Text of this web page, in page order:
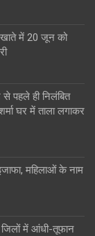
में 20 जून को
पहले ही निलंबित
घर में ताला लगाकर
महिलाओं के नाम
जिलों में आंधी-तूफान